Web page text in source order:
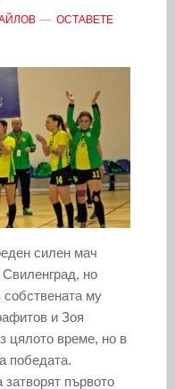
ОСТАВЕТЕ
силен мач
но
му
и Зоя
цялото време, но в
победата.
първото